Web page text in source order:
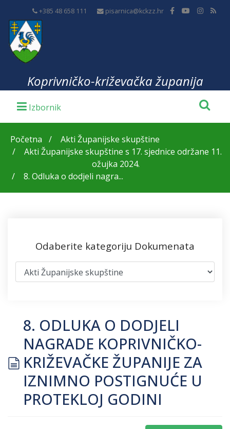
+385 48 658 111 pisarnica@kckzz.hr
Koprivničko-križevačka županija
Početna
Akti Županijske skupštine
Akti Županijske skupštine s 17. sjednice održane 11.
ožujka 2024.
8. Odluka o dodjeli nagra...
Odaberite kategoriju Dokumenata
document
8. ODLUKA O DODJELI
NAGRADE KOPRIVNIČKO-
KRIŽEVAČKE ŽUPANIJE ZA
IZNIMNO POSTIGNUĆE U
PROTEKLOJ GODINI